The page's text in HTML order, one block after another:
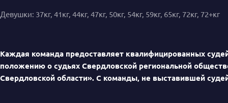
Девушки: 37кг, 41кг, 44кг, 47кг, 50кг, 54кг, 59кг, 65кг, 72кг, 72+кг
Каждая команда предоставляет квалифицированных
положению о судьях Свердловской региональной
Свердловской области». С команды, не выставившей